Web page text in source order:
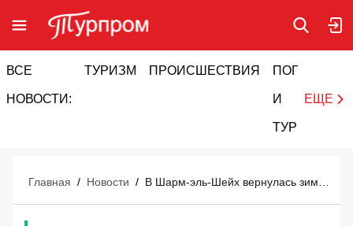
ВСЕ
НОВОСТИ:
ТУРИЗМ ПРОИСШЕСТВИЯ ПОГОДА
И
ТУРИЗМ
ЕЩЕ
Главная / Новости /